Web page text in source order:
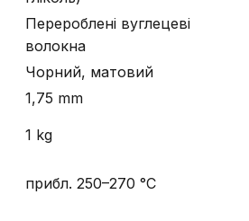
Перероблені вуглецеві
волокна
Чорний, матовий
1,75 mm
1 kg
прибл. 250–270 °C